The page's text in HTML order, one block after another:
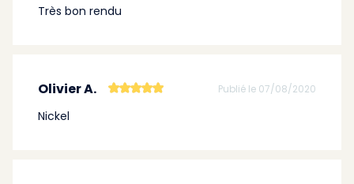
Très bon rendu
Olivier A. Publié le 07/08/2020
Nickel